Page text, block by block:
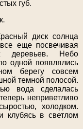
губ.
диск солнца
еще посвечивая
деревьев. Небо
одной появлялись
берегу совсем
темной полосой.
вода сделалась
неприветливо
холодком.
клубясь в светлом